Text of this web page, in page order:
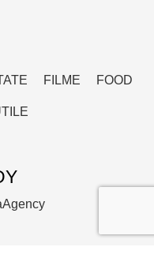
FILME FOOD